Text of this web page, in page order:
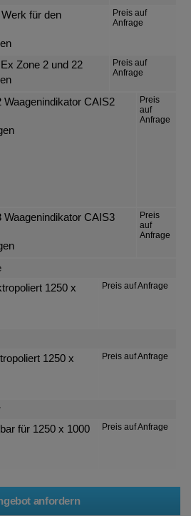
für den
Preis auf
Anfrage
Zone 2 und 22
Preis auf
Anfrage
Waagenindikator CAIS2
Preis
auf
Anfrage
Waagenindikator CAIS3
Preis
auf
Anfrage
1250 x
Preis auf Anfrage
1250 x
Preis auf Anfrage
für 1250 x 1000
Preis auf Anfrage